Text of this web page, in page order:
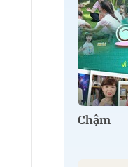
Chậm